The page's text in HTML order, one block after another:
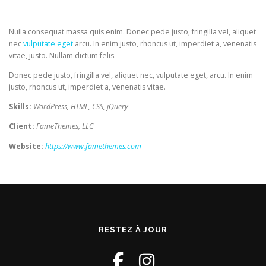
Nulla consequat massa quis enim. Donec pede justo, fringilla vel, aliquet
necvulputate eget arcu. In enim justo, rhoncus ut, imperdiet a, venenatis
vitae, justo. Nullam dictum felis.
Donec pede justo, fringilla vel, aliquet nec, vulputate eget, arcu. In enim
justo, rhoncus ut, imperdiet a, venenatis vitae.
Skills: WordPress, HTML, CSS, jQuery
Client: FameThemes, LLC
Website: https://www.famethemes.com
RESTEZ À JOUR